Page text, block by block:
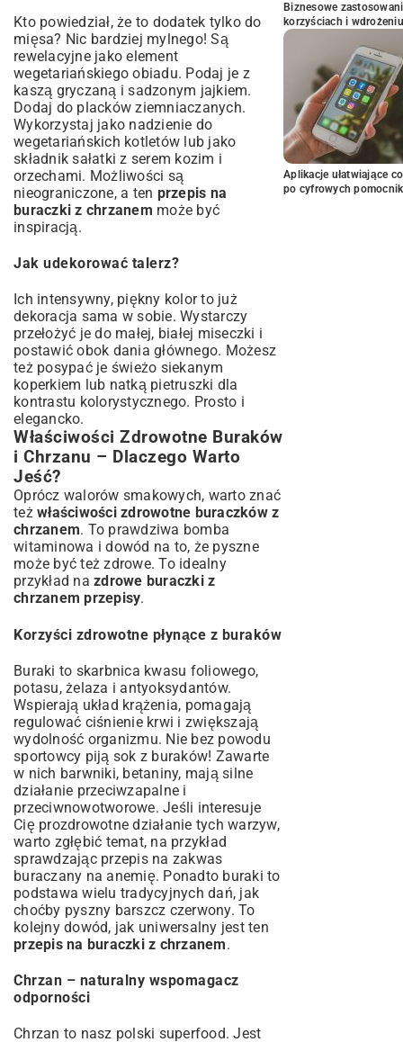
Kto powiedział, że to dodatek tylko do
mięsa? Nic bardziej mylnego! Są
rewelacyjne jako element
wegetariańskiego obiadu. Podaj je z
kaszą gryczaną i sadzonym jajkiem.
Dodaj do placków ziemniaczanych.
Wykorzystaj jako nadzienie do
wegetariańskich kotletów lub jako
składnik sałatki z serem kozim i
orzechami. Możliwości są
nieograniczone, a ten przepis na
buraczki z chrzanem może być
inspiracją.
Jak udekorować talerz?
Ich intensywny, piękny kolor to już
dekoracja sama w sobie. Wystarczy
przełożyć je do małej, białej miseczki i
postawić obok dania głównego. Możesz
też posypać je świeżo siekanym
koperkiem lub natką pietruszki dla
kontrastu kolorystycznego. Prosto i
elegancko.
Właściwości Zdrowotne Buraków
i Chrzanu – Dlaczego Warto
Jeść?
Oprócz walorów smakowych, warto znać
też właściwości zdrowotne buraczków z
chrzanem. To prawdziwa bomba
witaminowa i dowód na to, że pyszne
może być też zdrowe. To idealny
przykład na zdrowe buraczki z
chrzanem przepisy.
Korzyści zdrowotne płynące z buraków
Buraki to skarbnica kwasu foliowego,
potasu, żelaza i antyoksydantów.
Wspierają układ krążenia, pomagają
regulować ciśnienie krwi i zwiększają
wydolność organizmu. Nie bez powodu
sportowcy piją sok z buraków! Zawarte
w nich barwniki, betaniny, mają silne
działanie przeciwzapalne i
przeciwnowotworowe. Jeśli interesuje
Cię prozdrowotne działanie tych warzyw,
warto zgłębić temat, na przykład
sprawdzając przepis na zakwas
buraczany na anemię. Ponadto buraki to
podstawa wielu tradycyjnych dań, jak
choćby pyszny barszcz czerwony. To
kolejny dowód, jak uniwersalny jest ten
przepis na buraczki z chrzanem.
Chrzan – naturalny wspomagacz
odporności
Chrzan to nasz polski superfood. Jest
Biznesowe
korzyściach i wdrożeniu
Aplikacje ułatwiające
po cyfrowych